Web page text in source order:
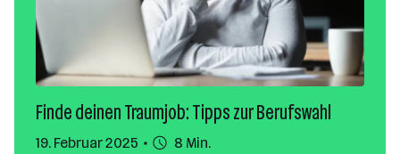
Finde deinen Traumjob: Tipps zur Berufswahl
19. Februar 2025
8 Min.